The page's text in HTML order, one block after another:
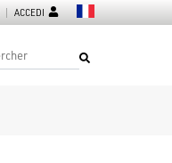
ACCEDI